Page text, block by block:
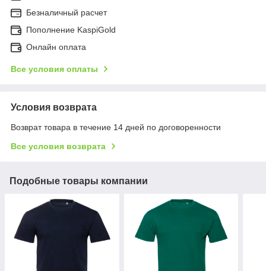
Безналичный расчет
Пополнение KaspiGold
Онлайн оплата
Все условия оплаты
Условия возврата
Возврат товара в течение 14 дней по договоренности
Все условия возврата
Подобные товары компании